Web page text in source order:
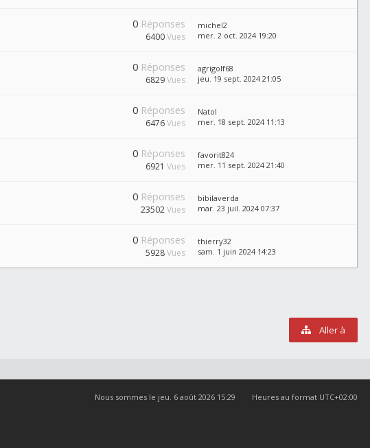
0 Réponses
6400Vues
michel2
mer. 2 oct. 2024 19:20
0 Réponses
6829Vues
agrigolf68
jeu. 19 sept. 2024 21:05
0 Réponses
6476Vues
Natol
mer. 18 sept. 2024 11:13
0 Réponses
6921 Vues
favorit824
mer. 11 sept. 2024 21:40
0 Réponses
23502Vues
bibilaverda
mar. 23 juil. 2024 07:37
0 Réponses
5928Vues
thierry32
sam. 1 juin 2024 14:23
Aller à
Heures au format UTC+02:00
Nous sommes le jeu. 6 août 2026 15:29